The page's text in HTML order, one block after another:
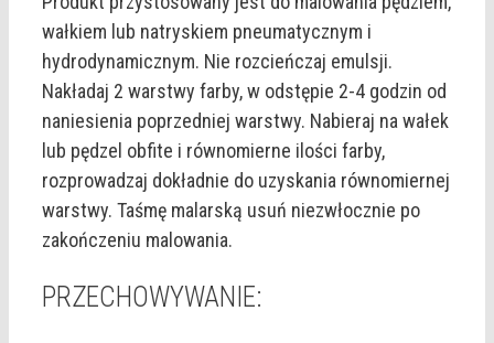
wałkiem lub natryskiem pneumatycznym i
hydrodynamicznym. Nie rozcieńczaj emulsji.
Nakładaj 2 warstwy farby, w odstępie 2-4 godzin od
naniesienia poprzedniej warstwy. Nabieraj na wałek
lub pędzel obfite i równomierne ilości farby,
rozprowadzaj dokładnie do uzyskania równomiernej
warstwy. Taśmę malarską usuń niezwłocznie po
zakończeniu malowania.
PRZECHOWYWANIE: